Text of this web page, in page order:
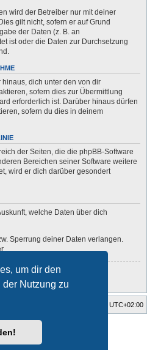
um dir den
Nutzung zu
wird der Betreiber nur mit deiner
gilt nicht, sofern er auf Grund
der Daten (z. B. an
ist oder die Daten zur Durchsetzung
dich unter den von dir
sofern dies zur Übermittlung
erforderlich ist. Darüber hinaus dürfen
sofern du dies in deinem
der Seiten, die die phpBB-Software
Bereichen seiner Software weitere
wird er dich darüber gesondert
welche Daten über dich
Sperrung deiner Daten verlangen.
UTC+02:00
forum
Software © phpBB Limited
phpBB.de